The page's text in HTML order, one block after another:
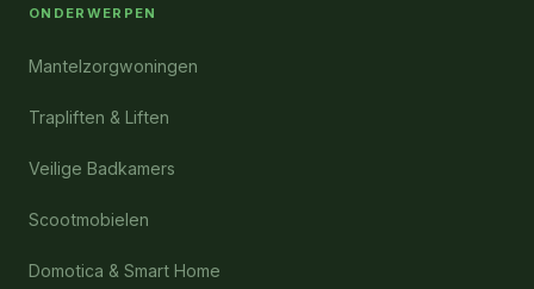
ONDERWERPEN
Mantelzorgwoningen
Trapliften & Liften
Veilige Badkamers
Scootmobielen
Domotica & Smart Home